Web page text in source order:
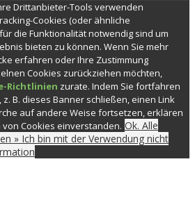
Drittanbieter-Tools verwenden
Cookies (oder ähnliche
die Funktionalität notwendig sind um
bieten zu können. Wenn Sie mehr
erfahren oder Ihre Zustimmung
Cookies zurückziehen möchten,
Richtlinien zurate. Indem Sie fortfahren
B. dieses Banner schließen, einen Link
auf andere Weise fortsetzen, erklären
von Cookies einverstanden. Ok. Alle
» Ich bin mit der Verwendung nicht